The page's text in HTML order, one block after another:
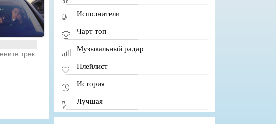
трек
Исполнители
Чарт топ
Музыкальный радар
Плейлист
История
Лучшая